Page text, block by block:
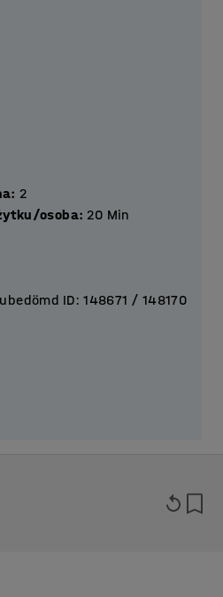
: 2
osoba: 20 Min
ID: 148671 / 148170